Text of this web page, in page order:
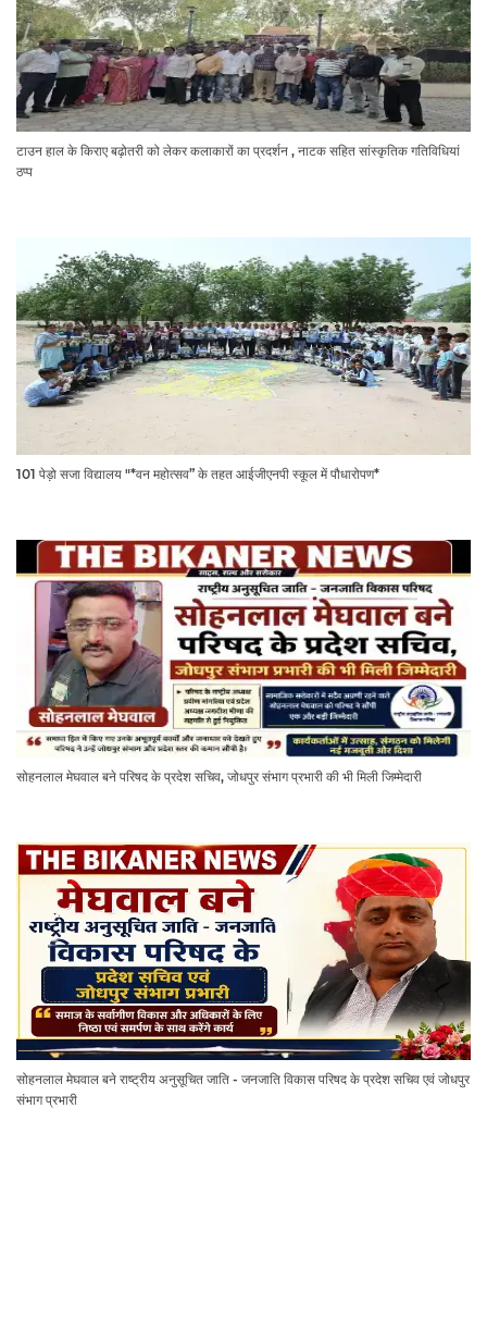
टाउन हाल के किराए बढ़ोतरी को लेकर कलाकारों का प्रदर्शन , नाटक सहित सांस्कृतिक गतिविधियां
ठप्प
101 पेड़ो सजा विद्यालय "*वन महोत्सव” के तहत आईजीएनपी स्कूल में पौधारोपण*
सोहनलाल मेघवाल बने परिषद के प्रदेश सचिव, जोधपुर संभाग प्रभारी की भी मिली जिम्मेदारी
सोहनलाल मेघवाल बने राष्ट्रीय अनुसूचित जाति - जनजाति विकास परिषद के प्रदेश सचिव एवं जोधपुर
संभाग प्रभारी